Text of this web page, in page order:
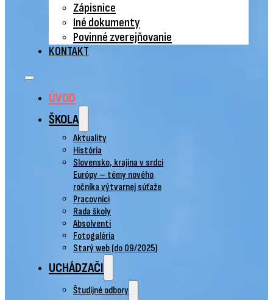
Zápisnice
Iné dokumenty
Povinné zverejňovanie
KONTAKT
ÚVOD
ŠKOLA
Aktuality
História
Slovensko, krajina v srdci
Európy – témy nového
ročníka výtvarnej súťaže
Pracovníci
Rada školy
Absolventi
Fotogaléria
Starý web (do 09/2025)
UCHÁDZAČI
Študijné odbory